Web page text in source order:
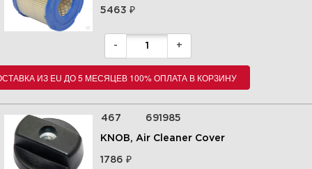
Увеличить
5463₽
- +
ИЗ EU ДО 5 МЕСЯЦЕВ 100% ОПЛАТА В КОРЗИНУ
467 691985
KNOB, Air Cleaner Cover
1786₽